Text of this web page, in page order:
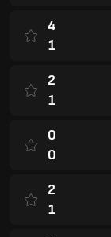
4
1
2
1
0
0
2
1